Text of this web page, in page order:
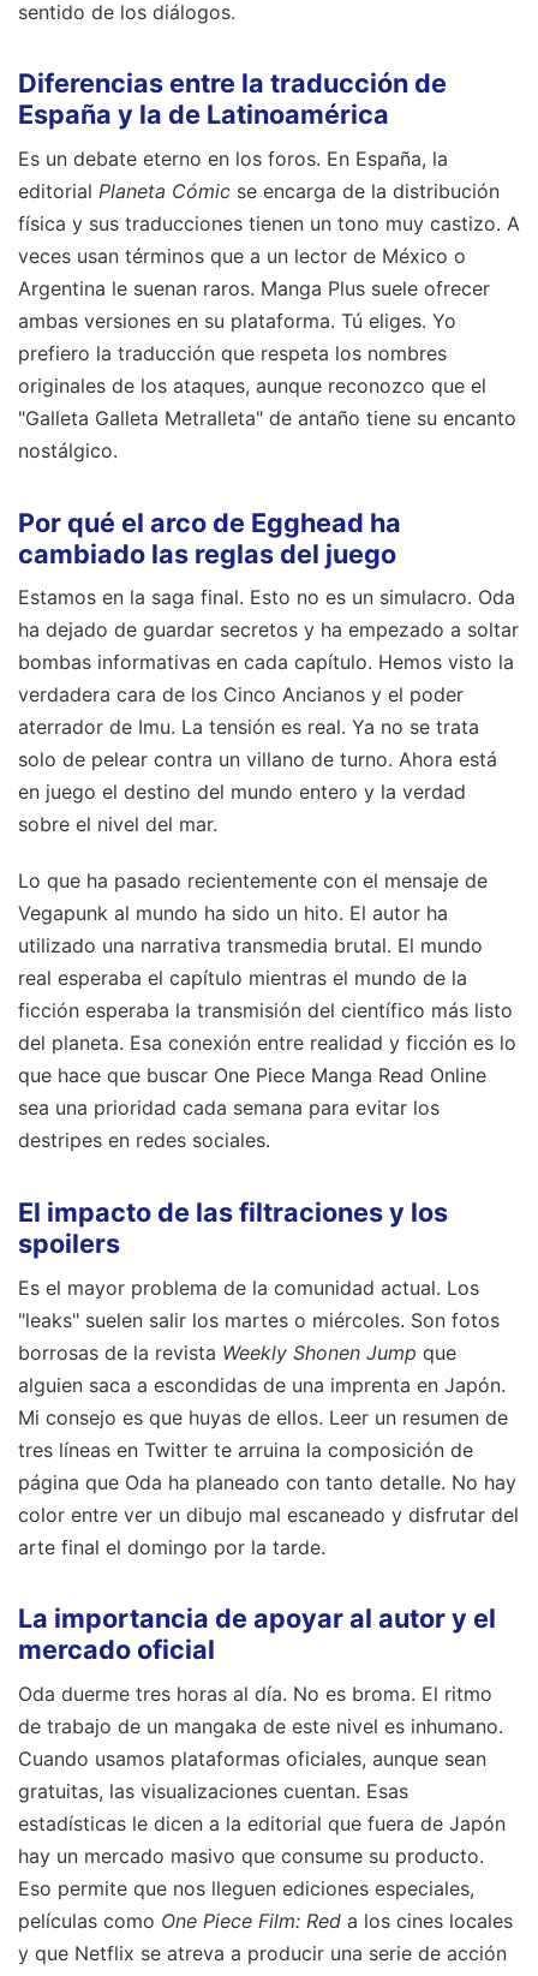
sentido de los diálogos.
Diferencias entre la traducción de
España y la de Latinoamérica
Es un debate eterno en los foros. En España, la
editorial Planeta Cómic se encarga de la distribución
física y sus traducciones tienen un tono muy castizo. A
veces usan términos que a un lector de México o
Argentina le suenan raros. Manga Plus suele ofrecer
ambas versiones en su plataforma. Tú eliges. Yo
prefiero la traducción que respeta los nombres
originales de los ataques, aunque reconozco que el
"Galleta Galleta Metralleta" de antaño tiene su encanto
nostálgico.
Por qué el arco de Egghead ha
cambiado las reglas del juego
Estamos en la saga final. Esto no es un simulacro. Oda
ha dejado de guardar secretos y ha empezado a soltar
bombas informativas en cada capítulo. Hemos visto la
verdadera cara de los Cinco Ancianos y el poder
aterrador de Imu. La tensión es real. Ya no se trata
solo de pelear contra un villano de turno. Ahora está
en juego el destino del mundo entero y la verdad
sobre el nivel del mar.
Lo que ha pasado recientemente con el mensaje de
Vegapunk al mundo ha sido un hito. El autor ha
utilizado una narrativa transmedia brutal. El mundo
real esperaba el capítulo mientras el mundo de la
ficción esperaba la transmisión del científico más listo
del planeta. Esa conexión entre realidad y ficción es lo
que hace que buscar One Piece Manga Read Online
sea una prioridad cada semana para evitar los
destripes en redes sociales.
El impacto de las filtraciones y los
spoilers
Es el mayor problema de la comunidad actual. Los
"leaks" suelen salir los martes o miércoles. Son fotos
borrosas de la revista Weekly Shonen Jump que
alguien saca a escondidas de una imprenta en Japón.
Mi consejo es que huyas de ellos. Leer un resumen de
tres líneas en Twitter te arruina la composición de
página que Oda ha planeado con tanto detalle. No hay
color entre ver un dibujo mal escaneado y disfrutar del
arte final el domingo por la tarde.
La importancia de apoyar al autor y el
mercado oficial
Oda duerme tres horas al día. No es broma. El ritmo
de trabajo de un mangaka de este nivel es inhumano.
Cuando usamos plataformas oficiales, aunque sean
gratuitas, las visualizaciones cuentan. Esas
estadísticas le dicen a la editorial que fuera de Japón
hay un mercado masivo que consume su producto.
Eso permite que nos lleguen ediciones especiales,
películas como One Piece Film: Red a los cines locales
y que Netflix se atreva a producir una serie de acción